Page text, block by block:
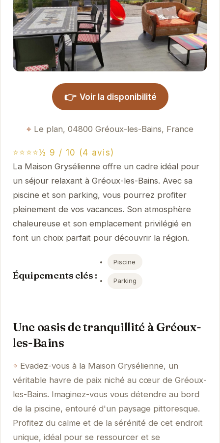
👉 Voir la disponibilité
Le plan, 04800 Gréoux-les-Bains, France
⭐⭐⭐⭐½ 9 / 10 (4 avis)
La Maison Grysélienne offre un cadre idéal pour
un séjour relaxant à Gréoux-les-Bains. Avec sa
piscine et son parking, vous pourrez profiter
pleinement de vos vacances. Son atmosphère
chaleureuse et son emplacement privilégié en
font un choix parfait pour découvrir la région.
Équipements clés :
Piscine
Parking
Une oasis de tranquillité à Gréoux-
les-Bains
Evadez-vous à la Maison Grysélienne, un
véritable havre de paix niché au cœur de Gréoux-
les-Bains. Imaginez-vous vous détendre au bord
de la piscine, entouré d'un paysage pittoresque.
Profitez du calme et de la sérénité de cet endroit
unique, idéal pour se ressourcer et se